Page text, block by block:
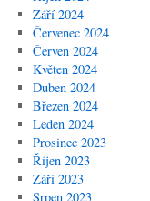
Září 2024
Červenec 2024
Červen 2024
Květen 2024
Duben 2024
Březen 2024
Leden 2024
Prosinec 2023
Říjen 2023
Září 2023
Srpen 2023